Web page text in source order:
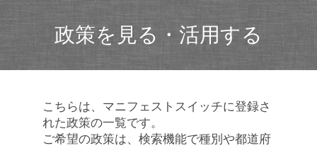
政策を見る・活用する
こちらは、マニフェストスイッチに登録さ
れた政策の一覧です。
ご希望の政策は、検索機能で種別や都道府